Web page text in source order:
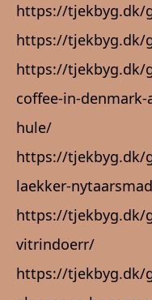
https://tjekbyg.dk/
https://tjekbyg.dk/
https://tjekbyg.dk/
coffee-in-
hule/
https://tjekbyg.dk/
laekker-
https://tjekbyg.dk/
vitrindoerr/
https://tjekbyg.dk/